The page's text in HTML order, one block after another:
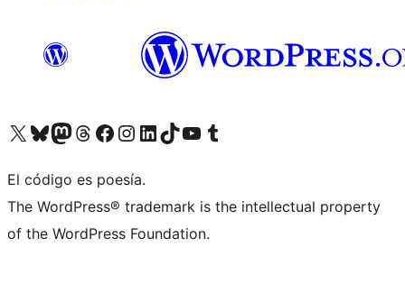
Visita nuestra cuenta de X (anteriormente Twitter)
Visita nuestra cuenta de Bluesky
Visita nuestra cuenta de Mastodon
Visita nuestra cuenta de Threads
Visita nuestra página de Facebook
Visita nuestra cuenta de Instagram
Visita nuestra cuenta de LinkedIn
Visita nuestra cuenta de TikTok
Visita nuestro canal de YouTube
Visita nuestra cuenta de Tumblr
El código es poesía.
The WordPress® trademark is the intellectual property
of the WordPress Foundation.